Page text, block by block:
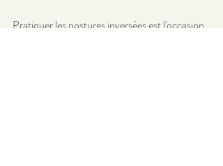
Pratiquer les postures inversées est l'occasion